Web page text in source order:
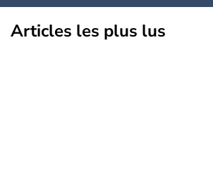
Articles les plus lus